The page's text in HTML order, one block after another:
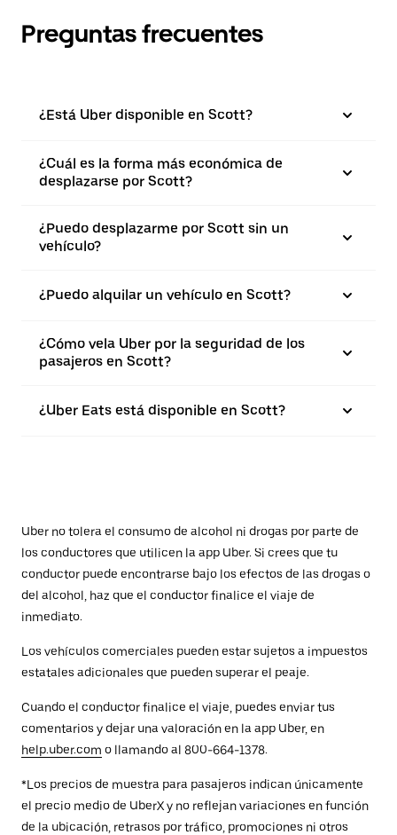
Preguntas frecuentes
¿Está Uber disponible en Scott?
¿Cuál es la forma más económica de
desplazarse por Scott?
¿Puedo desplazarme por Scott sin un
vehículo?
¿Puedo alquilar un vehículo en Scott?
¿Cómo vela Uber por la seguridad de los
pasajeros en Scott?
¿Uber Eats está disponible en Scott?
Uber no tolera el consumo de alcohol ni drogas por parte de
los conductores que utilicen la app Uber. Si crees que tu
conductor puede encontrarse bajo los efectos de las drogas o
del alcohol, haz que el conductor finalice el viaje de
inmediato.
Los vehículos comerciales pueden estar sujetos a impuestos
estatales adicionales que pueden superar el peaje.
Cuando el conductor finalice el viaje, puedes enviar tus
comentarios y dejar una valoración en la app Uber, en
help.uber.com o llamando al 800-664-1378.
*Los precios de muestra para pasajeros indican únicamente
el precio medio de UberX y no reflejan variaciones en función
de la ubicación, retrasos por tráfico, promociones ni otros